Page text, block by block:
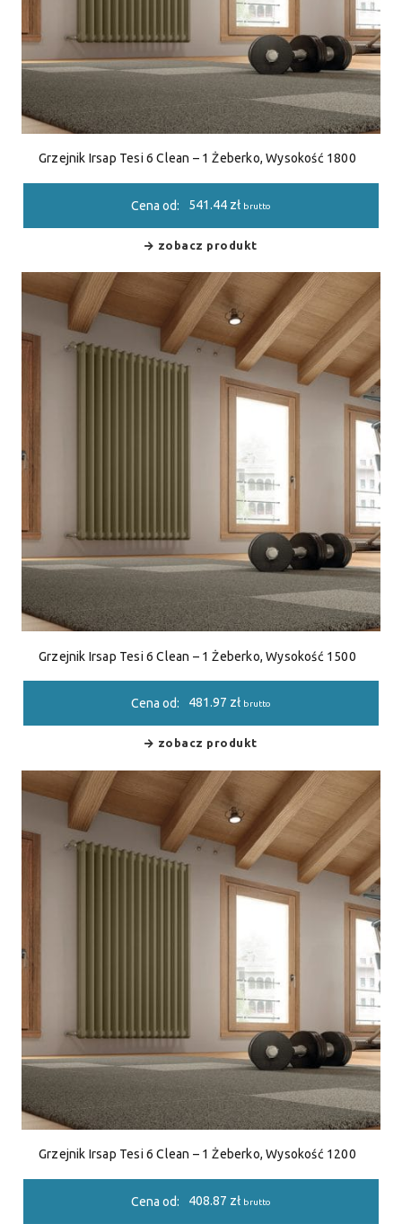
Grzejnik Irsap Tesi 6 Clean – 1 Żeberko, Wysokość 1800
Cena od: 541.44 zł brutto
zobacz produkt
Grzejnik Irsap Tesi 6 Clean – 1 Żeberko, Wysokość 1500
Cena od: 481.97 zł brutto
zobacz produkt
Grzejnik Irsap Tesi 6 Clean – 1 Żeberko, Wysokość 1200
Cena od: 408.87 zł brutto